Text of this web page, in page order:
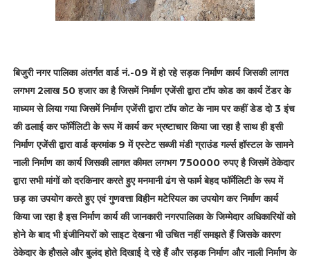
बिजुरी नगर पालिका अंतर्गत वार्ड नं.-09 में हो रहे सड़क निर्माण कार्य जिसकी लागत
लगभग 2लाख 50 हजार का है जिसमें निर्माण एजेंसी द्वारा टॉप कोड का कार्य टेंडर के
माध्यम से लिया गया जिसमें निर्माण एजेंसी द्वारा टॉप कोट के नाम पर कहीं डेड दो 3 इंच
की ढलाई कर फॉर्मेलिटी के रूप में कार्य कर भ्रष्टाचार किया जा रहा है साथ ही इसी
निर्माण एजेंसी द्वारा वार्ड क्रमांक 9 में एस्टेट सब्जी मंडी ग्राउंड गर्ल्स हॉस्टल के सामने
नाली निर्माण का कार्य जिसकी लागत कीमत लगभग 750000 रुपए है जिसमें ठेकेदार
द्वारा सभी मांगों को दरकिनार करते हुए मनमानी ढंग से फार्म बेहद फॉर्मेलिटी के रूप में
छड़ का उपयोग करते हुए एवं गुणवत्ता विहीन मटेरियल का उपयोग कर निर्माण कार्य
किया जा रहा है इस निर्माण कार्य की जानकारी नगरपालिका के जिम्मेदार अधिकारियों को
होने के बाद भी इंजीनियरों को साइट देखना भी उचित नहीं समझते हैं जिसके कारण
ठेकेदार के हौसले और बुलंद होते दिखाई दे रहे हैं और सड़क निर्माण और नाली निर्माण के